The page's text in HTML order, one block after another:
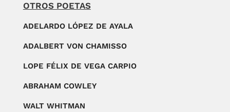
OTROS POETAS
ADELARDO LÓPEZ DE AYALA
ADALBERT VON CHAMISSO
LOPE FÉLIX DE VEGA CARPIO
ABRAHAM COWLEY
WALT WHITMAN